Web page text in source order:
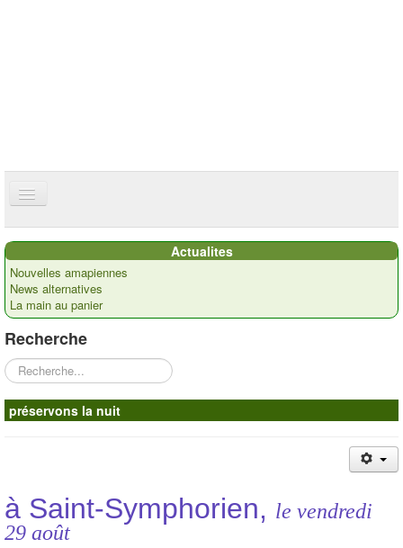
Accueil
Présentation
Actualités
Nos paysans
Commandes
Contacts
Actualites
Nouvelles amapiennes
News alternatives
La main au panier
Recherche
Rechercher
préservons la nuit
à Saint-Symphorien, le vendredi
29 août